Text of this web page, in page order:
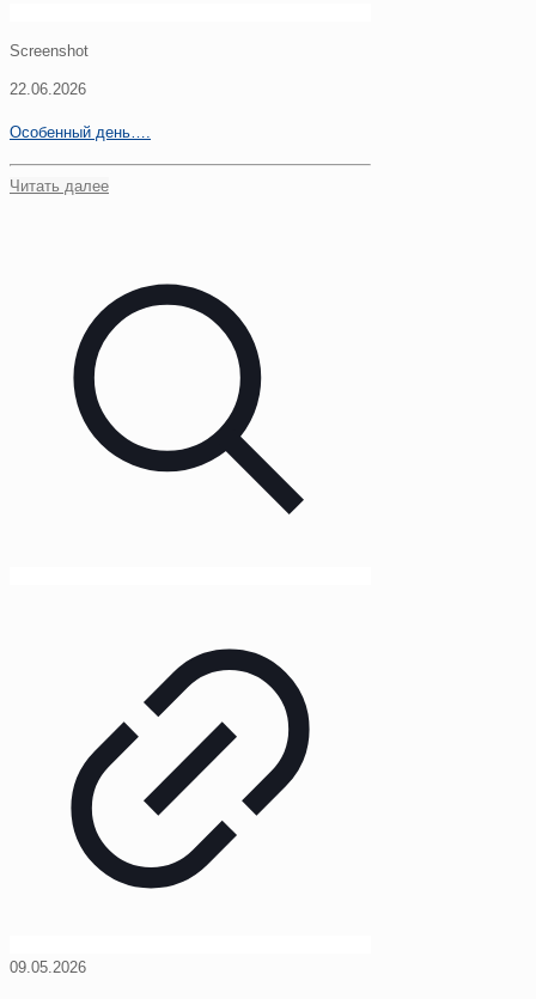
Screenshot
22.06.2026
Особенный день….
Читать далее
09.05.2026